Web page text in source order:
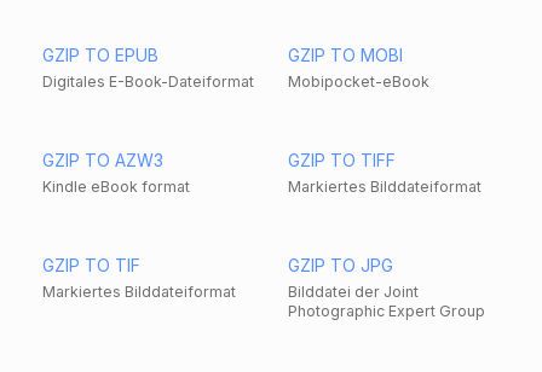
GZIP TO EPUB
Digitales E-Book-Dateiformat
GZIP TO MOBI
Mobipocket-eBook
GZIP TO AZW3
Kindle eBook format
GZIP TO TIFF
Markiertes Bilddateiformat
GZIP TO TIF
Markiertes Bilddateiformat
GZIP TO JPG
Bilddatei der Joint
Photographic Expert Group